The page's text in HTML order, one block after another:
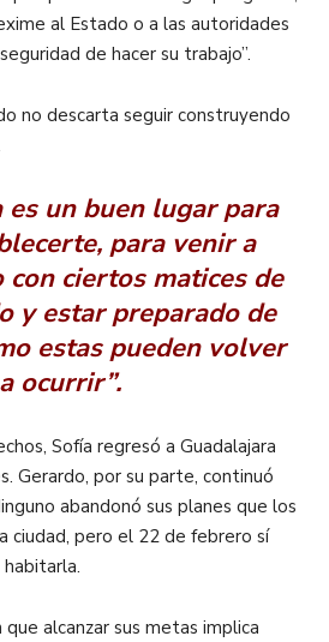
al Estado o a las autoridades
de hacer su trabajo”.
no descarta seguir construyendo
es un buen lugar para
para venir a
con ciertos matices de
y estar preparado de
estas pueden volver
a ocurrir”.
Sofía regresó a Guadalajara
Gerardo, por su parte, continuó
abandonó sus planes que los
ciudad, pero el 22 de febrero sí
alcanzar sus metas implica